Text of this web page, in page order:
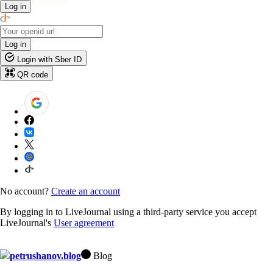
Log in
Log in
Login with Sber ID
QR code
No account? Create an account
By logging in to LiveJournal using a third-party service you accept
LiveJournal's User agreement
petrushanov.blog Blog